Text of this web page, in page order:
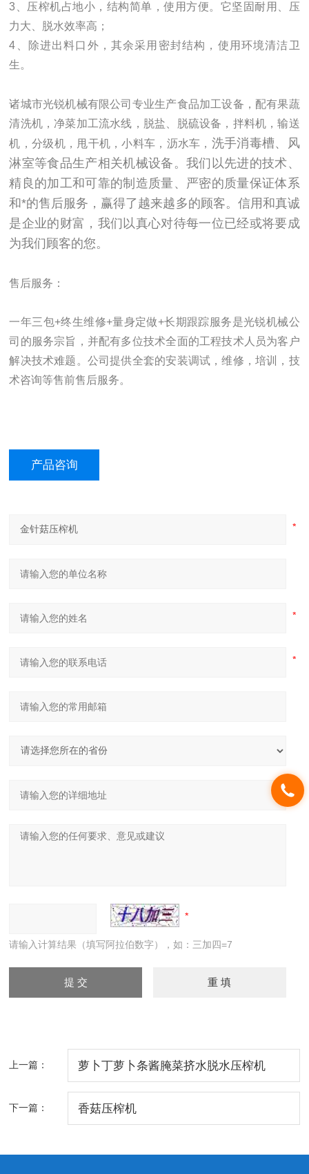
3、压榨机占地小，结构简单，使用方便。它坚固耐用、压
力大、脱水效率高；
4、除进出料口外，其余采用密封结构，使用环境清洁卫
生。
诸城市光锐机械有限公司专业生产食品加工设备，配有果蔬
清洗机，净菜加工流水线，脱盐、脱硫设备，拌料机，输送
机，分级机，甩干机，小料车，沥水车， 洗手消毒槽、风
淋室等食品生产相关机械设备。我们以先进的技术、
精良的加工和可靠的制造质量、严密的质量保证体系
和*的售后服务，赢得了越来越多的顾客。信用和真诚
是企业的财富，我们以真心对待每一位已经或将要成
为我们顾客的您。
售后服务：
一年三包+终生维修+量身定做+长期跟踪服务是光锐机械公
司的服务宗旨，并配有多位技术全面的工程技术人员为客户
解决技术难题。公司提供全套的安装调试，维修，培训，技
术咨询等售前售后服务。
产品咨询
请输入计算结果（填写阿拉伯数字），如：三加四=7
上一篇： 萝卜丁萝卜条酱腌菜挤水脱水压榨机
下一篇： 香菇压榨机